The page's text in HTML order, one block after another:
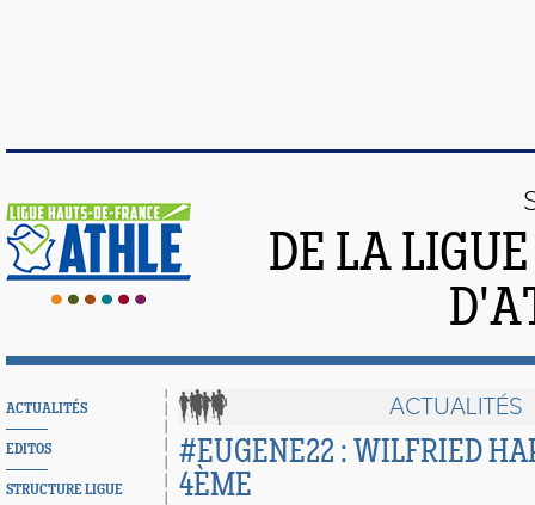
DE LA
ACTUALITÉS
EDITOS
STRUCTURE LIGUE
ACTUALITÉS
#EUGENE22 : WILFRIED
4ÈME